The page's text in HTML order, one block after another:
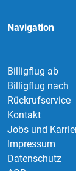
Navigation
Billigflug ab
Billigflug nach
Rückrufservice
Kontakt
Jobs und
Impressum
Datenschutz